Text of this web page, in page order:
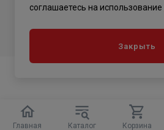
Главная Каталог Корзина
соглашаетесь на использование
Закрыть